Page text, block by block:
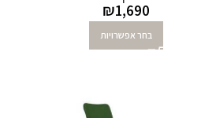
₪1,690
בחר אפשרויות